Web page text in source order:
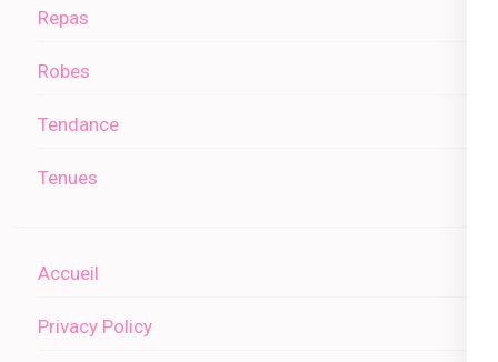
Repas
Robes
Tendance
Tenues
Accueil
Privacy Policy